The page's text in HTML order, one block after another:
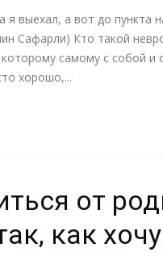
я выехал, а вот до
Сафарли) Кто такой
самому с собой и
хорошо,...
от
как